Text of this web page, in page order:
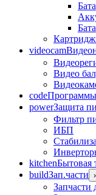
videocam
Видео
codeПрограммы
powerЗащита
Фильтр
ИБП
kitchenБытовая
buildЗап.части ›
Запчасти